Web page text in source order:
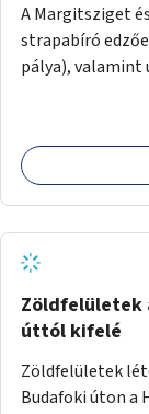
A Margitsziget
strapabíró
pálya), valamint
népszerű,
sziget északi
Zöldfelületek
úttól kifelé
Zöldfelületek
Budafoki úton a